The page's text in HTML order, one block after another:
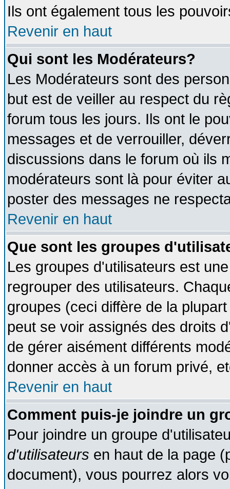
Ils ont également tous les
Revenir en haut
Qui sont les Modérateurs?
Les Modérateurs sont des
but est de veiller au respect du
forum tous les jours. Ils ont le
messages et de verrouiller,
discussions dans le forum où ils
modérateurs sont là pour éviter
poster des messages ne
Revenir en haut
Que sont les groupes
Les groupes d'utilisateurs est
regrouper des utilisateurs.
groupes (ceci diffère de la
peut se voir assignés des droits
de gérer aisément différents
donner accès à un forum privé,
Revenir en haut
Comment puis-je joindre un
Pour joindre un groupe
d'utilisateurs en haut de la page
document), vous pourrez alors